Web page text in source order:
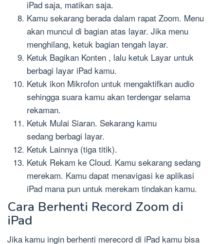
iPad saja, matikan saja.
Kamu sekarang berada dalam rapat Zoom. Menu
akan muncul di bagian atas layar. Jika menu
menghilang, ketuk bagian tengah layar.
Ketuk Bagikan Konten , lalu ketuk Layar untuk
berbagi layar iPad kamu.
Ketuk ikon Mikrofon untuk mengaktifkan audio
sehingga suara kamu akan terdengar selama
rekaman.
Ketuk Mulai Siaran. Sekarang kamu
sedang berbagi layar.
Ketuk Lainnya (tiga titik).
Ketuk Rekam ke Cloud. Kamu sekarang sedang
merekam. Kamu dapat menavigasi ke aplikasi
iPad mana pun untuk merekam tindakan kamu.
Cara Berhenti Record Zoom di
iPad
Jika kamu ingin berhenti merecord di iPad kamu bisa